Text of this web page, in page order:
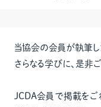
当協会の会員が執筆し
さらなる学びに、是非
JCDA会員で掲載をご